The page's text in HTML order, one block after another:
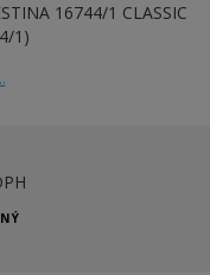
16744/1 CLASSIC
1)